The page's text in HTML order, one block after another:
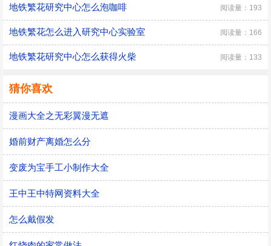
地铁繁花研究中心怎么泡咖啡 阅读量：193
地铁繁花怎么进入研究中心实验室 阅读量：166
地铁繁花研究中心怎么获得火柴 阅读量：133
猜你喜欢
漫画大全之无彩翼漫无遮
婚前财产离婚怎么分
变废为宝手工小制作大全
王中王中特网资料大全
怎么戴假发